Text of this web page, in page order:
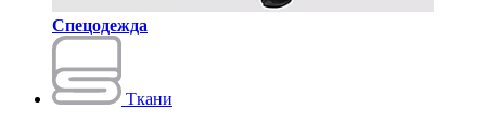
Спецодежда
Ткани